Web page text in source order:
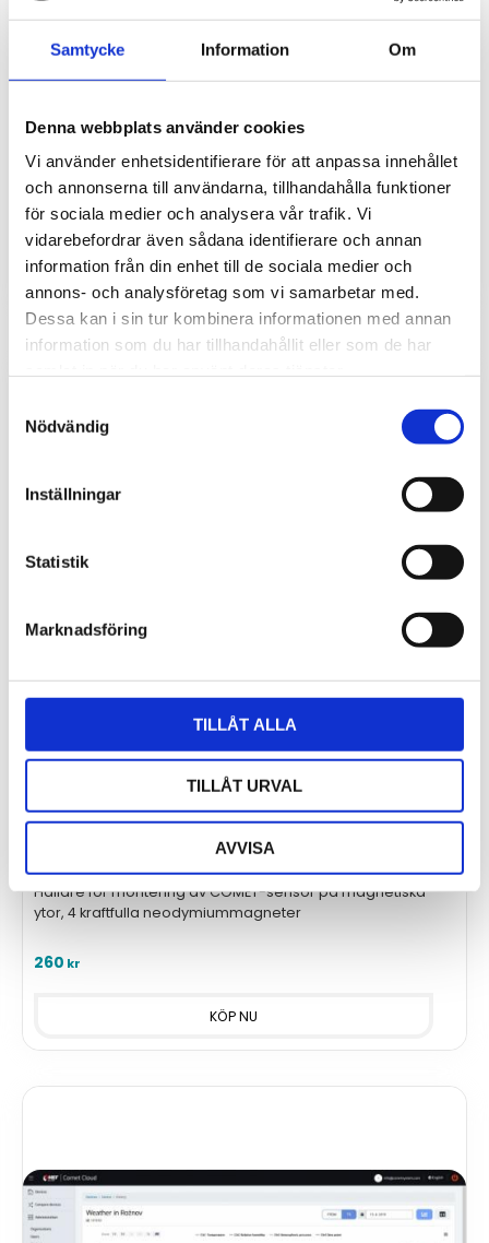
Samtycke Information Om
Denna webbplats använder cookies
Vi använder enhetsidentifierare för att anpassa innehållet
och annonserna till användarna, tillhandahålla funktioner
för sociala medier och analysera vår trafik. Vi
vidarebefordrar även sådana identifierare och annan
information från din enhet till de sociala medier och
annons- och analysföretag som vi samarbetar med.
Dessa kan i sin tur kombinera informationen med annan
information som du har tillhandahållit eller som de har
Nödvändig
Inställningar
Statistik
Marknadsföring
TILLÅT ALLA
TILLÅT URVAL
AVVISA
Nätadapter 5VDC 1,2A
170 kr
Hållare för montering av COMET-sensor på
Hållare för montering av COMET-sensor på magnetiska
ytor, 4 kraftfulla neodymiummagneter
260 kr